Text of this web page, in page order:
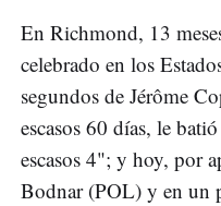
En Richmond, 13
celebrado en los
segundos de Jérôme
escasos 60 días, le
escasos 4"; y hoy, por
Bodnar (POL) y en un